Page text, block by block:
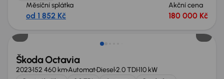
Měsíční splátka
od 1 852 Kč
Akční cena
180 000 Kč
Zlevněno o 15 000 Kč
Škoda Octavia
2023152 460 kmAutomatDiesel2.0 TDI110 kW